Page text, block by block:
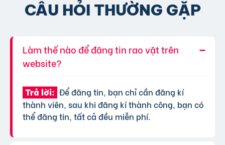
CÂU HỎI THƯỜNG GẶP
Làm thế nào để đăng tin rao vặt trên
website?
Trả lời: Để đăng tin, bạn chỉ cần đăng kí
thành viên, sau khi đăng kí thành công, bạn có
thể đăng tin, tất cả đều miễn phí.